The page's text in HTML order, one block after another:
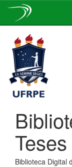
navigation
Biblioteca Digital